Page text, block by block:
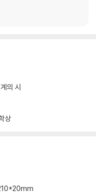
실을 유추와 암시를 통해
자로 평가받고 있다. 이 운
상
의 시